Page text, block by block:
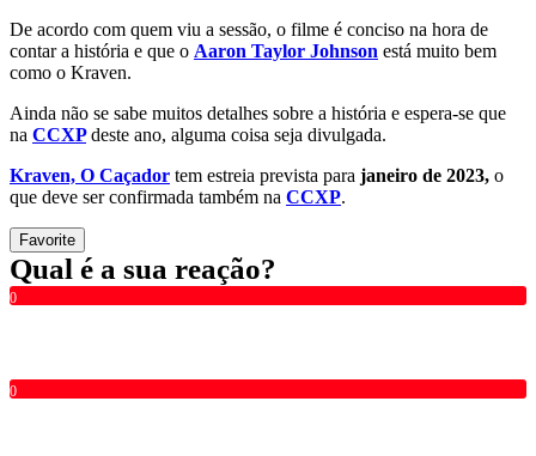
De acordo com quem viu a sessão, o filme é conciso na hora de
contar a história e que o Aaron Taylor Johnson está muito bem
como o Kraven.
Ainda não se sabe muitos detalhes sobre a história e espera-se que
na CCXP deste ano, alguma coisa seja divulgada.
Kraven, O Caçador tem estreia prevista para janeiro de 2023, o
que deve ser confirmada também na CCXP.
Favorite
Qual é a sua reação?
0
0